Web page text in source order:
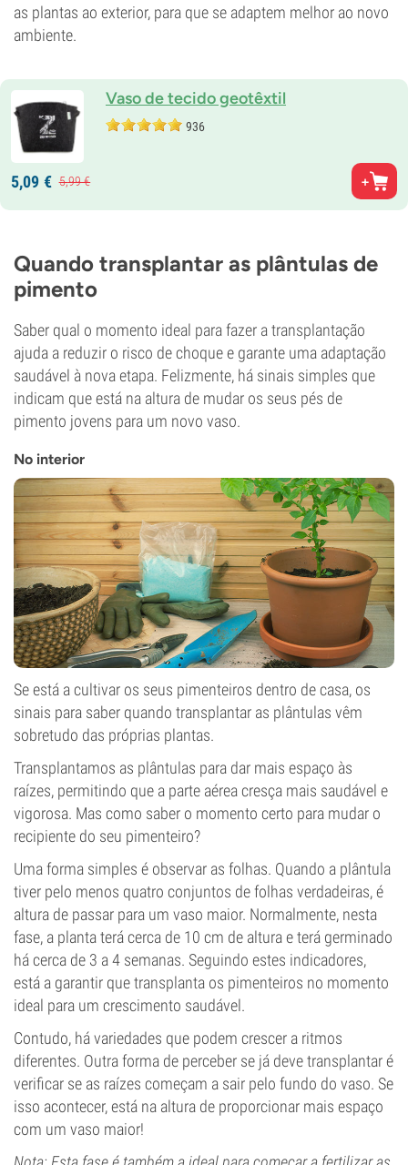
as plantas ao exterior, para que se adaptem melhor ao novo
ambiente.
Vaso de tecido geotêxtil
936
5,09 € 5,99€
Quando transplantar as plântulas de
pimento
Saber qual o momento ideal para fazer a transplantação
ajuda a reduzir o risco de choque e garante uma adaptação
saudável à nova etapa. Felizmente, há sinais simples que
indicam que está na altura de mudar os seus pés de
pimento jovens para um novo vaso.
No interior
Se está a cultivar os seus pimenteiros dentro de casa, os
sinais para saber quando transplantar as plântulas vêm
sobretudo das próprias plantas.
Transplantamos as plântulas para dar mais espaço às
raízes, permitindo que a parte aérea cresça mais saudável e
vigorosa. Mas como saber o momento certo para mudar o
recipiente do seu pimenteiro?
Uma forma simples é observar as folhas. Quando a plântula
tiver pelo menos quatro conjuntos de folhas verdadeiras, é
altura de passar para um vaso maior. Normalmente, nesta
fase, a planta terá cerca de 10 cm de altura e terá germinado
há cerca de 3 a 4 semanas. Seguindo estes indicadores,
está a garantir que transplanta os pimenteiros no momento
ideal para um crescimento saudável.
Contudo, há variedades que podem crescer a ritmos
diferentes. Outra forma de perceber se já deve transplantar é
verificar se as raízes começam a sair pelo fundo do vaso. Se
isso acontecer, está na altura de proporcionar mais espaço
com um vaso maior!